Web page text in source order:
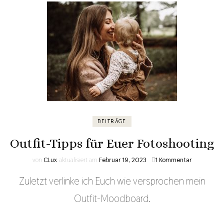
BEITRÄGE
Outfit-Tipps für Euer Fotoshooting
von CLux aktualisiert am Februar 19, 2023 1 Kommentar
Zuletzt verlinke ich Euch wie versprochen mein
Outfit-Moodboard.